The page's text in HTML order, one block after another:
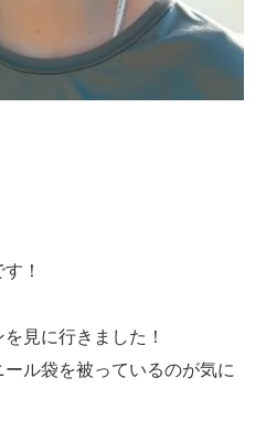
！
見に行きました！
ル袋を被っているのが気に